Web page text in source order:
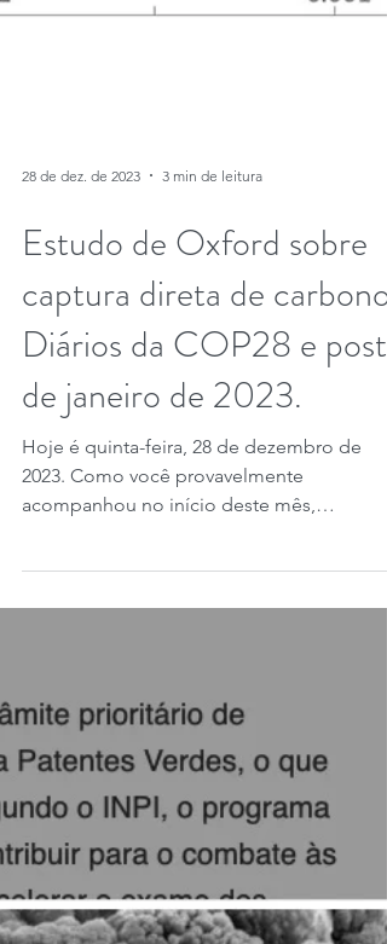
28 de dez. de 2023 3 min de leitura
Estudo de Oxford sobre
captura direta de carbono.
Diários da COP28 e post
Hoje é quinta-feira, 28 de dezembro de